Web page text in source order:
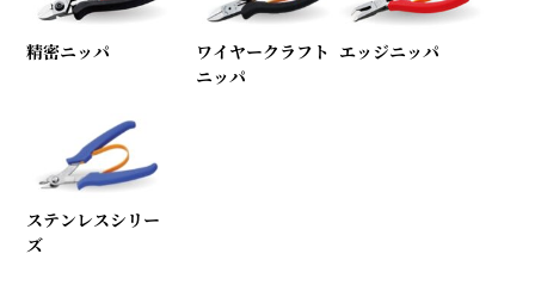
精密ニッパ
ワイヤークラフト
ニッパ
エッジニッパ
ステンレスシリー
ズ